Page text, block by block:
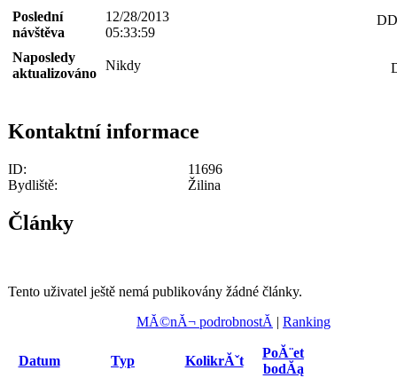
Poslední
návštěva
12/28/2013
05:33:59
Naposledy
aktualizováno
Nikdy
Kontaktní informace
ID:
11696
Bydliště:
Žilina
Články
Tento uživatel ještě nemá publikovány žádné články.
MĂ©nĂ¬ podrobnostĂ­ | Ranking
Datum Typ KolikrĂˇt
PoĂ¨et
bodĂą